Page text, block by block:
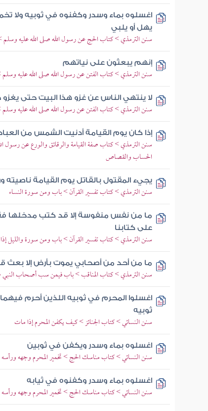
اغسلوه بماء وسدر وكفنوه في ثوبيه ولا
يهل أو يلبي
سنن الترمذي > كتاب الحج عن رسول الله صلى الله عليه وسلم
إنهم يبعثون على نياتهم
سنن الترمذي > كتاب الفتن عن رسول الله صلى الله عليه وسلم
لا ينتهي الناس عن غزو هذا البيت حتى يغزو
سنن الترمذي > كتاب الفتن عن رسول الله صلى الله عليه
إذا كان يوم القيامة أدنيت الشمس من
سنن الترمذي > كتاب صفة القيامة والرقائق والورع عن رسول
الحساب والقصاص
يجيء المقتول بالقاتل يوم القيامة
سنن الترمذي > كتاب تفسير القرآن > باب ومن سورة النساء
ما من نفس منفوسة إلا قد كتب مدخلها
على كتابنا
سنن الترمذي > كتاب تفسير القرآن > باب ومن سورة والليل
ما من أحد من أصحابي يموت بأرض إلا بعث
سنن الترمذي > كتاب المناقب > باب فيمن سب أصحاب النبي
اغسلوا المحرم في ثوبيه اللذين أحرم
ثوبيه
سنن النسائي > كتاب الجنائز > كيف يكفن المحرم إذا مات
اغسلوه بماء وسدر ويكفن في ثوبين
سنن النسائي > كتاب مناسك الحج > تخمير المحرم وجهه ورأسه
اغسلوه بماء وسدر وكفنوه في ثيابه
سنن النسائي > كتاب مناسك الحج > تخمير المحرم وجهه ورأسه